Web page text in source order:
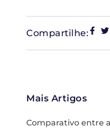
Compartilhe:
Mais Artigos
Comparativo entre